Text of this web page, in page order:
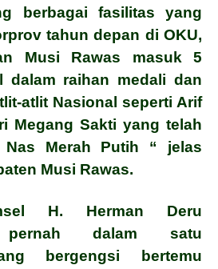
berbagai fasilitas yang
tahun depan di OKU,
Musi Rawas masuk 5
dalam raihan medali dan
atlit Nasional seperti Arif
Megang Sakti yang telah
Nas Merah Putih “ jelas
Musi Rawas.
H. Herman Deru
pernah dalam satu
bergengsi bertemu